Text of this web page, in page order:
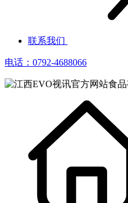
联系我们
电话：0792-4688066